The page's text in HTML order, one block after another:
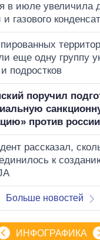
в июле увеличила
газового
еще одну группу
подростков
поручил
против россии
рассказал,
к
Больше новостей
ИНФОГРАФИКА